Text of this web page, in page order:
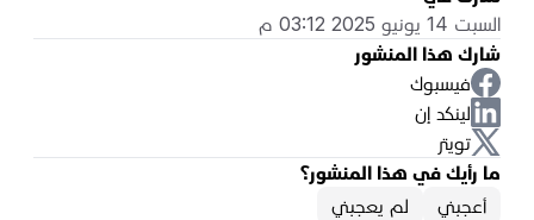
السبت 14 يونيو 2025 03:12 م
شارك هذا المنشور
فيسبوك
لينكد إن
تويتر
ما رأيك في هذا المنشور؟
أعجبني
لم يعجبني